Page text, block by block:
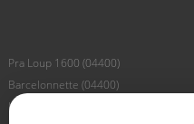
Pra Loup 1600 (04400)
Barcelonnette (04400)
Le Sauze (04400)